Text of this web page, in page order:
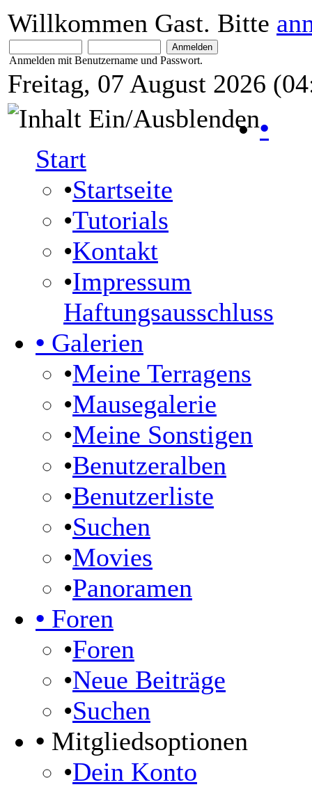
Willkommen Gast. Bitte
Anmelden mit Benutzername und Passwort.
Freitag, 07 August 2026
•
Start
•Startseite
•Tutorials
•Kontakt
•Impressum
Haftungsausschluss
• Galerien
•Meine Terragens
•Mausegalerie
•Meine Sonstigen
•Benutzeralben
•Benutzerliste
•Suchen
•Movies
•Panoramen
• Foren
•Foren
•Neue Beiträge
•Suchen
• Mitgliedsoptionen
•Dein Konto